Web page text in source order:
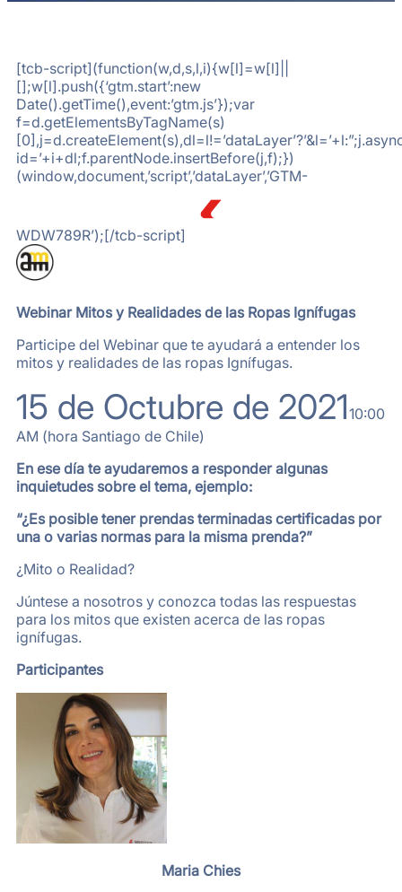
[tcb-script](function(w,d,s,l,i){w[l]=w[l]||
[];w[l].push({‘gtm.start’:new
Date().getTime(),event:’gtm.js’});var
f=d.getElementsByTagName(s)
id=’+i+dl;f.parentNode.insertBefore(j,f);})
(window,document,’script’,’dataLayer’,’GTM-
WDW789R’);[/tcb-script]
Webinar Mitos y Realidades de las Ropas Ignífugas
Participe del Webinar que te ayudará a entender los
mitos y realidades de las ropas Ignífugas.
15 de Octubre de 202110:00
AM (hora Santiago de Chile)
En ese día te ayudaremos a responderalgunas
inquietudes sobre el tema, ejemplo:
“¿Es posible tener prendas terminadas certificadas por
una o varias normas para la misma prenda?”
¿Mito o Realidad?
Júntese a nosotros y conozca todas las respuestas
para los mitos que existen acerca de las ropas
ignífugas.
Participantes
Maria Chies